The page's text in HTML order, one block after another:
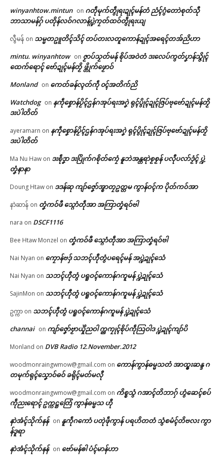
ဌာန်ပရိုၚ်ဗၠးၜးမန်
ရုဲစှ်
ညးဒါန်လိက်
ဗွဳဒဳယဵု
ကေတ်အဆက်
© ဌာန်ပရိုၚ်ဗၠးၜးမန်
winyanhtow.mintun on ဂတဵုမုက်တွဵုရးဍုၚ်မန်တံ ညံၚ်ဂွံတောဲစုတ်သီု
ဘာသာမန်ဂှ် ပတိုန်လဝ်ဂလာန်ပ္ဍဲကၠတ်ထဝ်တွဵုရးယျ
လွီမန် on သမ္မတဥူတိၚ်သိၚ် တပ်တးလတူကောန်ဍုၚ်အရေၚ်တအ်ညိဟာ
mintu. winyanhtow on ဇၟာပ်သၟတ်မန် စိုပ်အဝဲတံ ဒးလေပ်ကွတ်ပၞာန်သ္ဇိုၚ်
ထေက်ရောၚ် ဗော်ဍုၚ်မန်တၟိ ဖ္တိုက်ဖၟောဝ်
Monland on ကေတ်ခန်လ္ၚတ်ကဵု ၀ၚ်အတိက်ညိ
Watchdog on နကဵုစၞောန်ပၟိၚ်ဌန်ဂအုပ်ရးအဂၞဲ ရုၚ်ပွိုၚ်ဍုၚ်ဇြပ်ဗုဗော်ဍုၚ်မန်တၟိ
ဒးပဲါတိတ်
ayeramarn on နကဵုစၞောန်ပၟိၚ်ဌန်ဂအုပ်ရးအဂၞဲ ရုၚ်ပွိုၚ်ဍုၚ်ဇြပ်ဗုဗော်ဍုၚ်မန်တၟိ
ဒးပဲါတိတ်
Ma Nu Haw on ဒးစဵုဒၞာ ဒးပြိုက်ဂစိုတ်ကၠေံ နူဘဲအန္တရာဲစၟစၟန် ပလီုပလာ်ဒၟံၚ် ပ္ဍဲ
တၞံနာနာ
Doung Htaw on ဒဒန်ဆု ကျာ်ဇၞော်အ္စာတၠဥတ္တမ ကွာန်ဝၚ်က ပိုတ်ကဝ်အာ
နာဲဆာန် on တၞံကဝ်ဖီ သ္ဂောံတဵုအာ အကြာတၞံရဝ်ဗါ
nara on DSCF1116
Bee Htaw Monzel on တၞံကဝ်ဖီ သ္ဂောံတဵုအာ အကြာတၞံရဝ်ဗါ
Nai Nyan on ကၠောန်ဗဒှ် သဘၚ်ဟီုတွံပရေၚ်မန် အပ္ဍဲဍုၚ်သေံ
Nai Nyan on သဘၚ်ဟီုတွံ ပရူဝၚ်ကောန်ဂကူမန် ပ္ဍဲဍုၚ်သေံ
SajinMon on သဘၚ်ဟီုတွံ ပရူဝၚ်ကောန်ဂကူမန် ပ္ဍဲဍုၚ်သေံ
ဥက္ကာ on သဘၚ်ဟီုတွံ ပရူဝၚ်ကောန်ဂကူမန် ပ္ဍဲဍုၚ်သေံ
channai on ကျာ်ဇၞော်ဗၟာယှိုဲညဝါ က္ညကၠုၚ်စိုပ်ကဵုသြဝါဒ ပ္ဍဲဍုၚ်ကျာ်ပိ
Monland on DVB Radio 12.November.2012
woodmonraingwmow@gmail.com on ကောန်ကွာန်ဓမ္မသတံ အာထ္ၜးဆန္ဒ ဂ
တမုက်ရုၚ်သၞောဝ်ဓဝ် ခရိုၚ်မတ်မလီု
woodmonraingwmow@gmail.com on ကိစ္စသွံ ဂအာၚ်တိဘာဂှ် ဟွံဆေၚ်စပ်
ကဵုညးရောၚ် ဥက္ကဋ္ဌတြေံ ကွာန်ဓမ္မသ ဟီု
နာဲအံၚ်သိုက်နန် on နူကဵုဂကောံ ပတုဲဖဵုကွာန် ပရဟိတတံ သွံစမံၚ်တိဗလး ကွာ
န်ဒူရာ
နာဲအံၚ်သိုက်နန် on ဗော်မန်ၜါ ပံၚ်မာန်ဟာ